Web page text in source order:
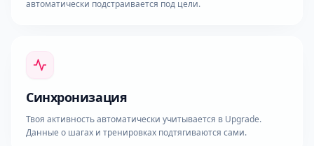
автоматически подстраивается под цели.
Синхронизация
Твоя активность автоматически учитывается в Upgrade.
Данные о шагах и тренировках подтягиваются сами.